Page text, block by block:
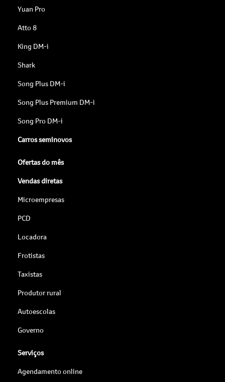
Yuan Pro
Atto 8
King DM-i
Shark
Song Plus DM-i
Song Plus Premium DM-i
Song Pro DM-i
Carros seminovos
Ofertas do mês
Vendas diretas
Microempresas
PCD
Locadora
Frotistas
Taxistas
Produtor rural
Autoescolas
Governo
Serviços
Agendamento online